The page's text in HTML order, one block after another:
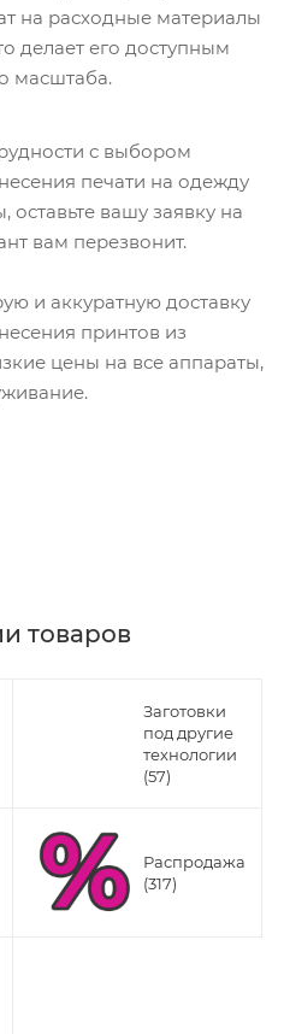
на расходные материалы
делает его доступным
масштаба.
с выбором
печати на одежду
оставьте вашу заявку на
вам перезвонит.
и аккуратную доставку
принтов из
цены на все аппараты,
товаров
Заготовки
под другие
технологии
(57)
Распродажа
(317)